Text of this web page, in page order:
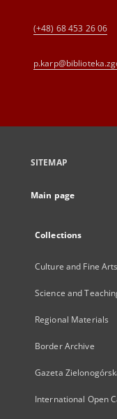
(+48) 68 453 26 06
SITEMAP
Main page
Collections
Culture and Fine Arts
Science and
Regional Materials
Border Archive
Gazeta
International Open